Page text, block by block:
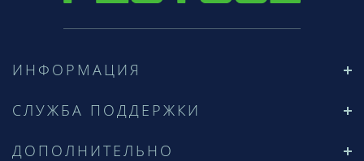
ИНФОРМАЦИЯ
СЛУЖБА ПОДДЕРЖКИ
ДОПОЛНИТЕЛЬНО